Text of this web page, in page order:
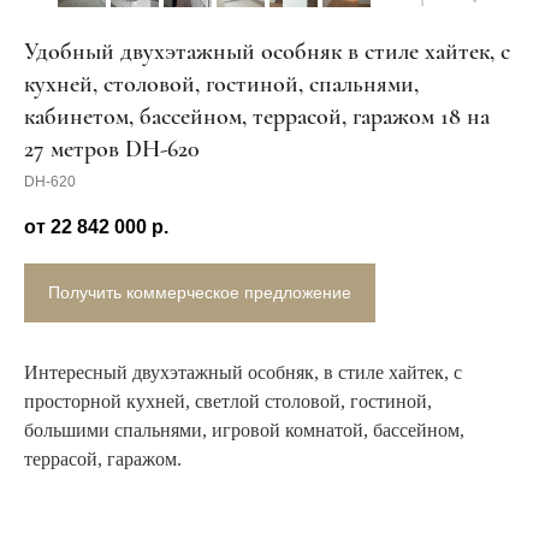
Удобный двухэтажный особняк в стиле хайтек, с
кухней, столовой, гостиной, спальнями,
кабинетом, бассейном, террасой, гаражом 18 на
27 метров DH-620
DH-620
от 22 842 000 р.
Получить коммерческое предложение
Интересный двухэтажный особняк, в стиле хайтек, c
просторной кухней, светлой столовой, гостиной,
большими спальнями, игровой комнатой, бассейном,
террасой, гаражом.
WhatsApp